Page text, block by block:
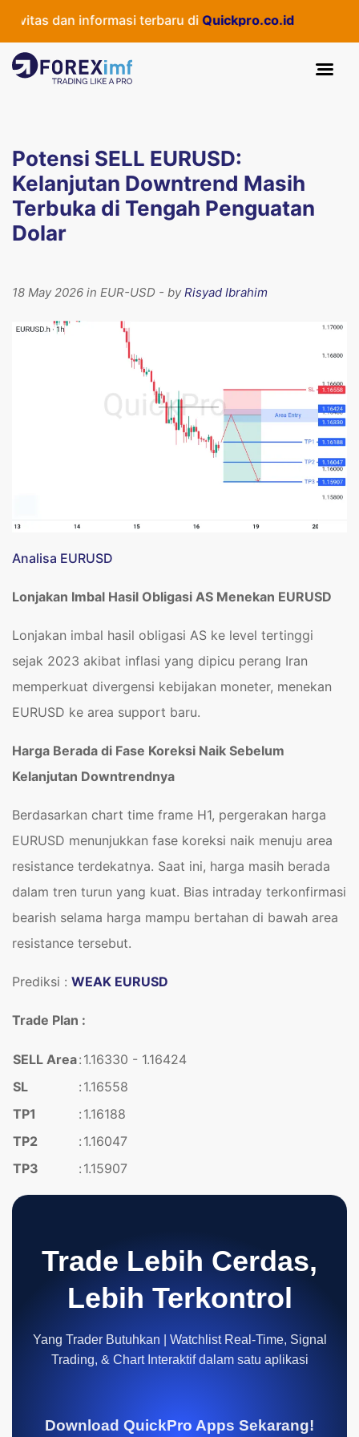
dan informasi terbaru diQuickpro.co.id
Potensi SELL EURUSD:
Kelanjutan Downtrend Masih
Terbuka di Tengah Penguatan
Dolar
18 May 2026 in EUR-USD - byRisyad Ibrahim
Analisa EURUSD
Lonjakan Imbal Hasil Obligasi AS Menekan EURUSD
Lonjakan imbal hasil obligasi AS ke level tertinggi
sejak 2023 akibat inflasi yang dipicu perang Iran
memperkuat divergensi kebijakan moneter, menekan
EURUSD ke area support baru.
Harga Berada di Fase Koreksi Naik Sebelum
Kelanjutan Downtrendnya
Berdasarkan chart time frame H1, pergerakan harga
EURUSD menunjukkan fase koreksi naik menuju area
resistance terdekatnya. Saat ini, harga masih berada
dalam tren turun yang kuat. Bias intraday terkonfirmasi
bearish selama harga mampu bertahan di bawah area
resistance tersebut.
Prediksi : WEAK EURUSD
Trade Plan :
SELL Area: 1.16330 - 1.16424
SL
: 1.16558
TP1
: 1.16188
TP2
: 1.16047
TP3
: 1.15907
Trade Lebih Cerdas,
Lebih Terkontrol
Yang Trader Butuhkan | Watchlist Real-Time, Signal
Trading, & Chart Interaktif dalam satu aplikasi
Download QuickPro Apps Sekarang!